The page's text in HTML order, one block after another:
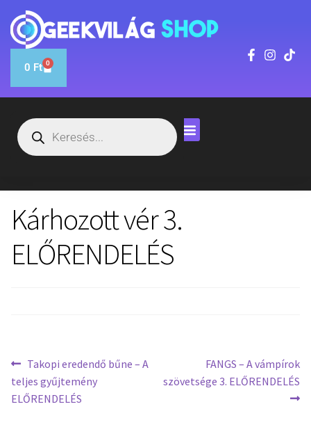
0 Ft 0
Kárhozott vér 3.
ELŐRENDELÉS
Takopi eredendő bűne – A
teljes gyűjtemény
ELŐRENDELÉS
FANGS – A vámpírok
szövetsége 3. ELŐRENDELÉS